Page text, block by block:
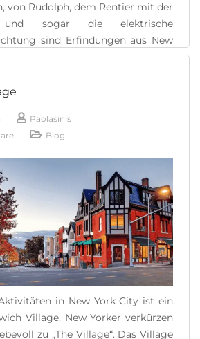
von Rudolph, dem Rentier mit der
sogar die elektrische
sind Erfindungen aus New
Herzstück der New Yorker
Paolasinis
Blog
in New York City ist ein
Village. New Yorker verkürzen
zu „The Village“. Das Village